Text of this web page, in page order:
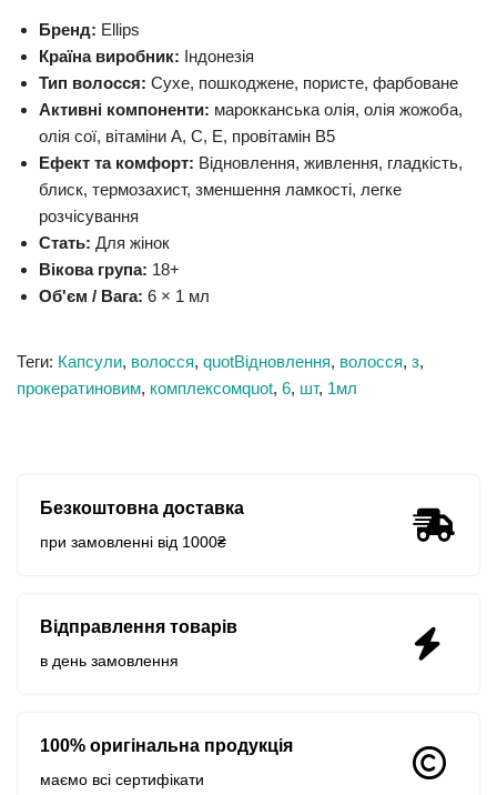
Бренд: Ellips
Країна виробник: Індонезія
Тип волосся: Сухе, пошкоджене, пористе, фарбоване
Активні компоненти: марокканська олія, олія жожоба,
олія сої, вітаміни A, C, E, провітамін B5
Ефект та комфорт: Відновлення, живлення, гладкість,
блиск, термозахист, зменшення ламкості, легке
розчісування
Стать: Для жінок
Вікова група: 18+
Об'єм / Вага: 6 × 1 мл
Теги: Капсули, волосся, quotВідновлення, волосся, з,
прокератиновим, комплексомquot, 6, шт, 1мл
Безкоштовна доставка
при замовленні від 1000₴
Відправлення товарів
в день замовлення
100% оригінальна продукція
маємо всі сертифікати